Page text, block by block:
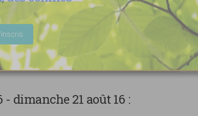
dimanche 21 août 16 :
vide.